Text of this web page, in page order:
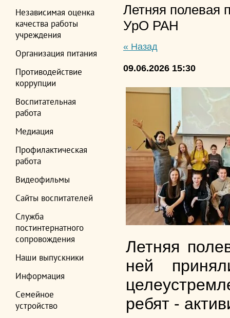
Независимая оценка
качества работы
учреждения
Организация питания
Противодействие
коррупции
Воспитательная
работа
Медиация
Профилактическая
работа
Видеофильмы
Сайты воспитателей
Служба
постинтернатного
сопровождения
Наши выпускники
Информация
Семейное
устройство
Летняя
УрО РАН
« Назад
09.06.2026 15:30
Летняя
ней
ребят -